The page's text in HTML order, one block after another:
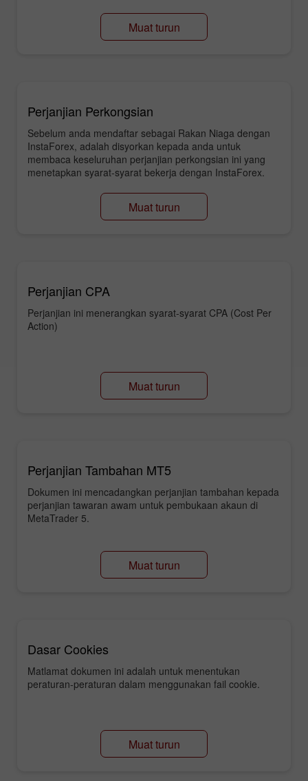
Muat turun
Perjanjian Perkongsian
Sebelum anda mendaftar sebagai Rakan Niaga dengan
InstaForex, adalah disyorkan kepada anda untuk
membaca keseluruhan perjanjian perkongsian ini yang
menetapkan syarat-syarat bekerja dengan InstaForex.
Muat turun
Perjanjian CPA
Perjanjian ini menerangkan syarat-syarat CPA (Cost Per
Action)
Muat turun
Perjanjian Tambahan MT5
Dokumen ini mencadangkan perjanjian tambahan kepada
perjanjian tawaran awam untuk pembukaan akaun di
MetaTrader 5.
Muat turun
Dasar Cookies
Matlamat dokumen ini adalah untuk menentukan
peraturan-peraturan dalam menggunakan fail cookie.
Muat turun